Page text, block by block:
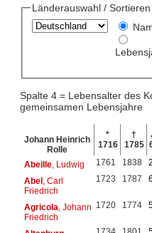
Länderauswahl / Sortieren
Spalte 4 = Lebensalter des
gemeinsamen Lebensjahre
Johann Heinrich
Rolle
*
1716
†
1785
Abeille, Ludwig 1761 1838
Abel, Carl
Friedrich
1723 1787
Agricola , Johann
Friedrich
1720 1774